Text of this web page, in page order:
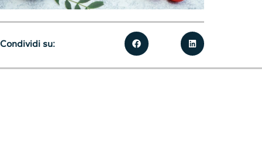
Condividi su: